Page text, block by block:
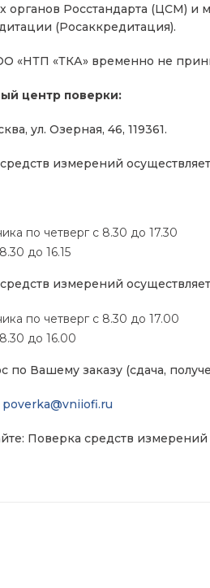
органов Росстандарта (ЦСМ) и
(Росаккредитация).
«НТП «ТКА» временно не
центр поверки:
ул. Озерная, 46, 119361.
измерений
по четверг с 8.30 до 17.30
до 16.15
измерений
по четверг с 8.30 до 17.00
до 16.00
по Вашему заказу (сдача,
poverka@vniiofi.ru
Поверка средств измерений